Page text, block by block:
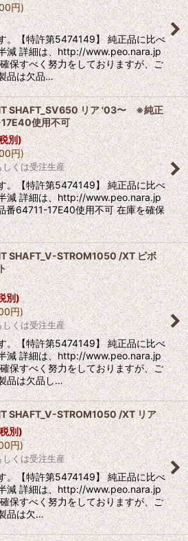
円)
。【特許第5474149】 純正品に比べ
減 詳細は、http://www.peo.nara.jp
保すべく努力をしておりますが、ご
品は欠品…
SHAFT_SV650 リア '03〜 ※純正
使用不可
別)
円)
くは受注生産
。【特許第5474149】 純正品に比べ
減 詳細は、http://www.peo.nara.jp
番64711-17E40使用不可 在庫を確保
SHAFT_V-STROM1050 /XT ピボ
別)
円)
くは受注生産
。【特許第5474149】 純正品に比べ
減 詳細は、http://www.peo.nara.jp
保すべく努力をしておりますが、ご
品は欠品し…
SHAFT_V-STROM1050 /XT リア
別)
円)
くは受注生産
。【特許第5474149】 純正品に比べ
減 詳細は、http://www.peo.nara.jp
保すべく努力をしておりますが、ご
品は欠…